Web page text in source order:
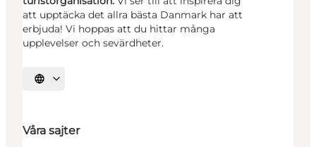
att upptäcka det allra bästa Danmark har att
erbjuda! Vi hoppas att du hittar många
upplevelser och sevärdheter.
Välj språk
Våra sajter